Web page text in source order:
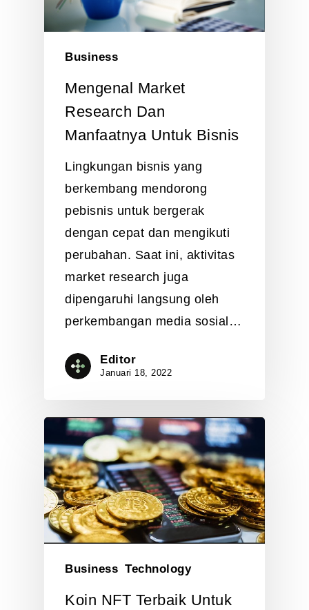
Business
Mengenal Market
Research Dan
Manfaatnya Untuk Bisnis
Lingkungan bisnis yang
berkembang mendorong
pebisnis untuk bergerak
dengan cepat dan mengikuti
perubahan. Saat ini, aktivitas
market research juga
dipengaruhi langsung oleh
perkembangan media sosial…
Editor
Januari 18, 2022
Business Technology
Koin NFT Terbaik Untuk